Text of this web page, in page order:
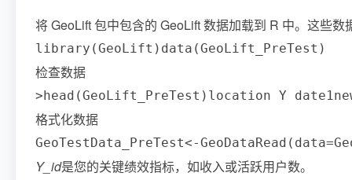
将 GeoLift 包中包含的 GeoLift 数据加载到 R 中。这些
library (GeoLift ) data (GeoLift_PreTest )
检查数据
>head (GeoLift_PreTest ) location Y date1
格式化数据
GeoTestData_PreTest<-GeoDataRead ( data=
Y_id是您的关键绩效指标，如收入或活跃用户数。